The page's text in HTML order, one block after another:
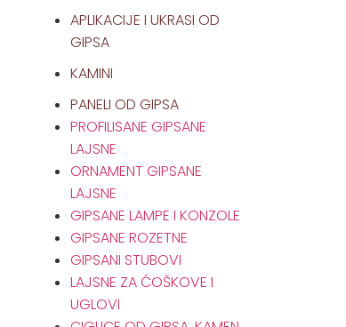
APLIKACIJE I UKRASI OD
GIPSA
KAMINI
PANELI OD GIPSA
PROFILISANE GIPSANE
LAJSNE
ORNAMENT GIPSANE
LAJSNE
GIPSANE LAMPE I KONZOLE
GIPSANE ROZETNE
GIPSANI STUBOVI
LAJSNE ZA ĆOŠKOVE I
UGLOVI